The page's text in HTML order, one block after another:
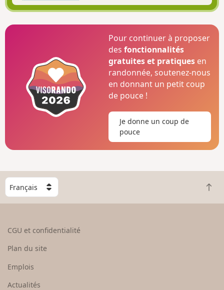
Pour continuer à proposer
desfonctionnalités
gratuites et pratiques en
randonnée, soutenez-nous
en donnant un petit coup
de pouce !
Je donne un coup de
pouce
C
h
o
e
u
R
e
CGU et confidentialité
Plan du site
Emplois
Actualités